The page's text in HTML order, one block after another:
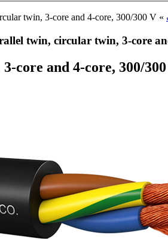
»
twin, 3-core and 4-core, 300/300 V
twin, circular twin, 3-core
core and 4-core, 300/